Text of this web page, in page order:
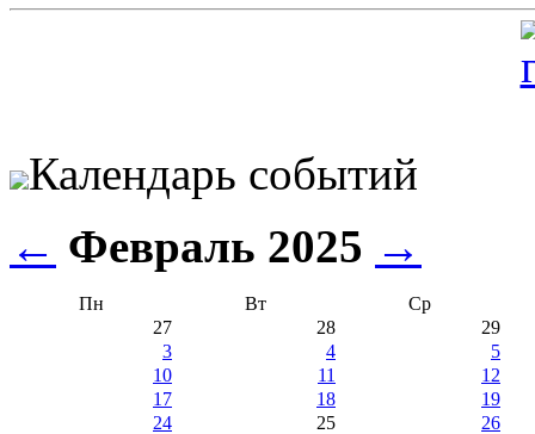
Календарь событий
← Февраль 2025 →
Пн Вт
Ср
27
28
29
3
4
5
10
11
12
17
18
19
24
25 26